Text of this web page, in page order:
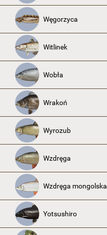
Węgorzyca
Witlinek
Wobła
Wrakoń
Wyrozub
Wzdręga
Wzdręga mongolska
Yotsushiro